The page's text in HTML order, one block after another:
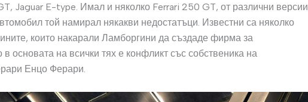
Jaguar E-type. Имал и няколко Ferrari 250 GT, от различни версии.
той намирал някакви недостатъци. Известни са няколко
които накарали Ламборгини да създаде фирма за
основата на всички тях е конфликт със собственика на
Енцо Ферари.